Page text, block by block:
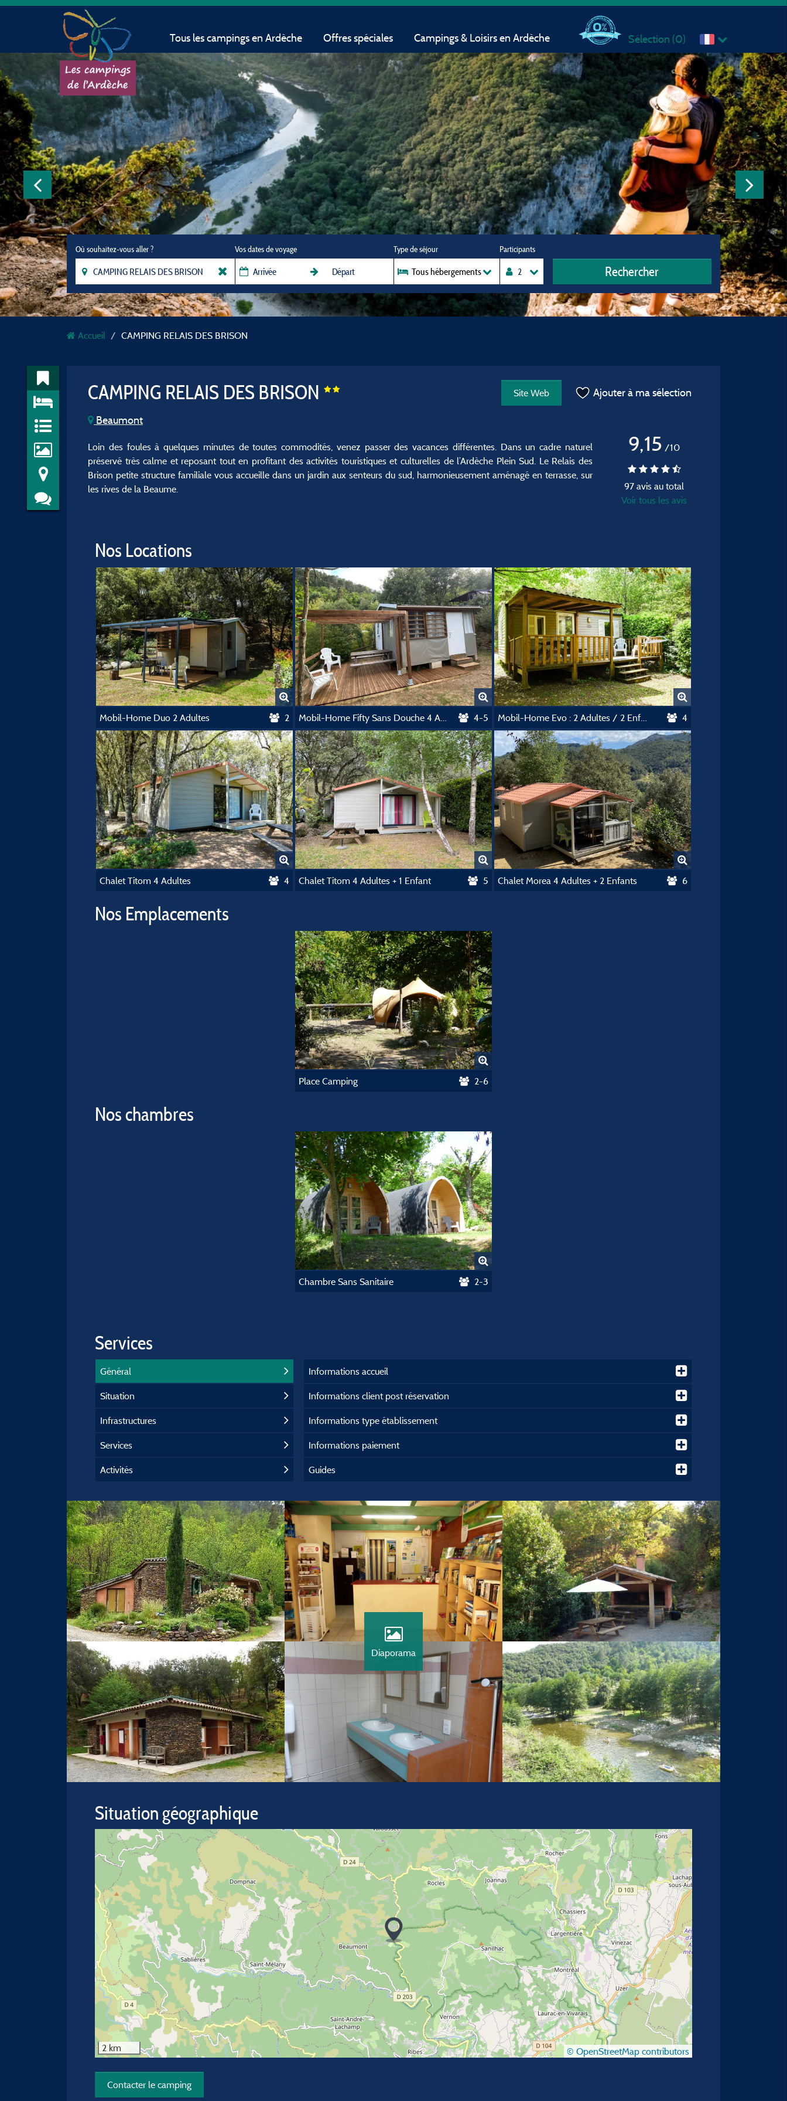
Tous les campings en Ardèche Offres spéciales Campings & Loisirs en Ardèche Sélection (0)
Où souhaitez-vous aller ? Vos dates de voyage Type de séjour
Tous hébergements
Participants
Rechercher
Accueil CAMPING RELAIS DES BRISON
CAMPING RELAIS DES BRISON
Beaumont
Site Web Ajouter à ma sélection
Loin des foules à quelques minutes de toutes commodités, venez passer des vacances différentes. Dans un cadre naturel
préservé très calme et reposant tout en profitant des activités touristiques et culturelles de l’Ardèche Plein Sud. Le Relais des
Brison petite structure familiale vous accueille dans un jardin aux senteurs du sud, harmonieusement aménagé en terrasse, sur
les rives de la Beaume.
9,15 /10
97 avis au total
Voir tous les avis
Nos Locations
Mobil-Home Duo 2 Adultes 2 Mobil-Home Fifty Sans Douche 4 Adultes + 1 Enfant Max 12 Ans 4-5 Mobil-Home Evo : 2 Adultes / 2 Enfants - 12 Ans 4
Chalet Titom 4 Adultes 4 Chalet Titom 4 Adultes + 1 Enfant 5 Chalet Morea 4 Adultes + 2 Enfants 6
Nos Emplacements
Place Camping 2-6
Nos chambres
Chambre Sans Sanitaire 2-3
Services
Général
Situation
Infrastructures
Services
Activités
Informations accueil
Informations client post réservation
Informations type établissement
Informations paiement
Guides
Diaporama
Situation géographique
2 km © OpenStreetMap contributors
Contacter le camping